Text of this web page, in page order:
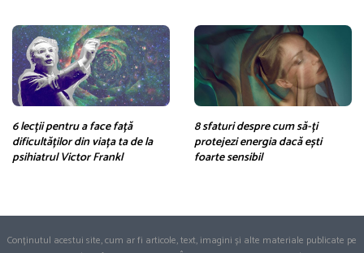
6 lecții pentru a face față
dificultăților din viața ta de la
psihiatrul Victor Frankl
8 sfaturi despre cum să-ți
protejezi energia dacă ești
foarte sensibil
Conținutul acestui site, cum ar fi articole, text, imagini și alte materiale publicate pe